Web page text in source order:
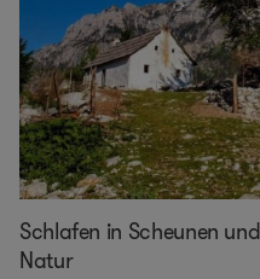
Schlafen in Scheunen
Natur